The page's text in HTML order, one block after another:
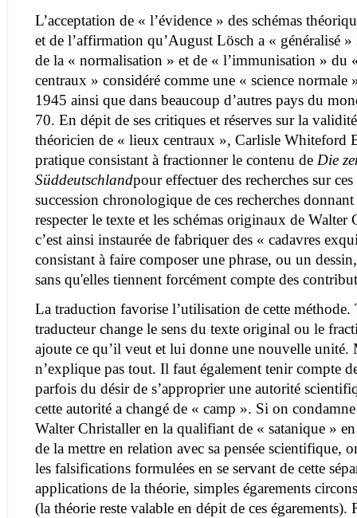
L’acceptation de « l’évidence » des schémas
et de l’affirmation qu’August Lösch a « généralisé
de la « normalisation » et de « l’immunisation » du
centraux » considéré comme une « science normale
1945 ainsi que dans beaucoup d’autres pays du
70. En dépit de ses critiques et réserves sur la
théoricien de « lieux centraux », Carlisle Whiteford
pratique consistant à fractionner le contenu de Die
Süddeutschlandpour effectuer des recherches sur
succession chronologique de ces recherches
respecter le texte et les schémas originaux de
c’est ainsi instaurée de fabriquer des « cadavres
consistant à faire composer une phrase, ou un
sans qu'elles tiennent forcément compte des
La traduction favorise l’utilisation de cette méthode.
traducteur change le sens du texte original ou le
ajoute ce qu’il veut et lui donne une nouvelle unité.
n’explique pas tout. Il faut également tenir compte
parfois du désir de s’approprier une autorité
cette autorité a changé de « camp ». Si on
Walter Christaller en la qualifiant de « satanique »
de la mettre en relation avec sa pensée scientifique,
les falsifications formulées en se servant de cette
applications de la théorie, simples égarements
(la théorie reste valable en dépit de ces